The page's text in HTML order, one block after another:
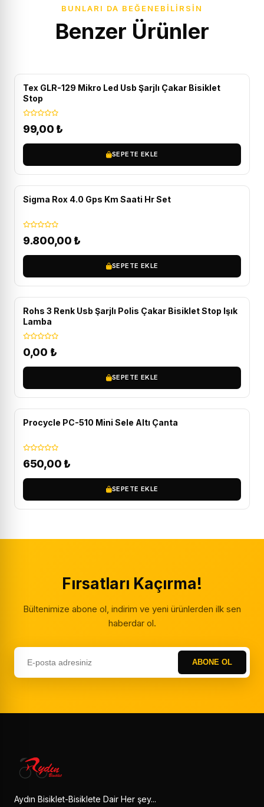
BUNLARI DA BEĞENEBILIRSIN
Benzer Ürünler
Tex GLR-129 Mikro Led Usb Şarjlı Çakar Bisiklet
Stop
99,00 ₺
SEPETE EKLE
Sigma Rox 4.0 Gps Km Saati Hr Set
9.800,00 ₺
SEPETE EKLE
Rohs 3 Renk Usb Şarjlı Polis Çakar Bisiklet Stop Işık
Lamba
0,00 ₺
SEPETE EKLE
Procycle PC-510 Mini Sele Altı Çanta
650,00 ₺
SEPETE EKLE
Fırsatları Kaçırma!
Bültenimize abone ol, indirim ve yeni ürünlerden ilk sen
haberdar ol.
ABONE OL
Aydın Bisiklet-Bisiklete Dair Her şey...